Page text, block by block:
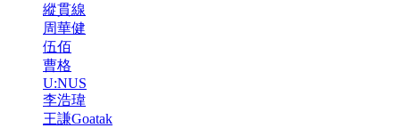
縱貫線
周華健
伍佰
曹格
U:NUS
李浩瑋
王謙Goatak